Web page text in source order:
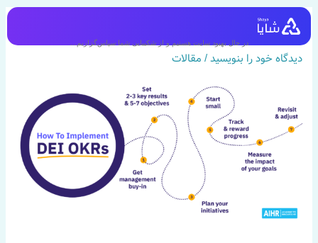
پرش
محتوا
در حال بهبود سایت هستیم و از شکیبایی شما سپاس‌گزاریم...
نحوه ایجاد و اجرای اهداف DEI OKR
دیدگاه‌ خود را بنویسید / مقالات